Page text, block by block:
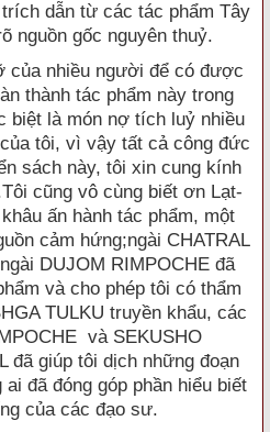
dẫn từ các tác phẩm Tây
nguồn gốc nguyên thuỷ.
của nhiều người để có được
thành tác phẩm này trong
biệt là món nợ tích luỷ nhiều
tôi, vì vậy tất cả công đức
sách này, tôi xin cung kính
cũng vô cùng biết ơn Lạt-
ấn hành tác phẩm, một
cảm hứng;ngài CHATRAL
DUJOM RIMPOCHE đã
và cho phép tôi có thẩm
TULKU truyền khẩu, các
và SEKUSHO
đã giúp tôi dịch những đoạn
đã đóng góp phần hiểu biết
của các đạo sư.